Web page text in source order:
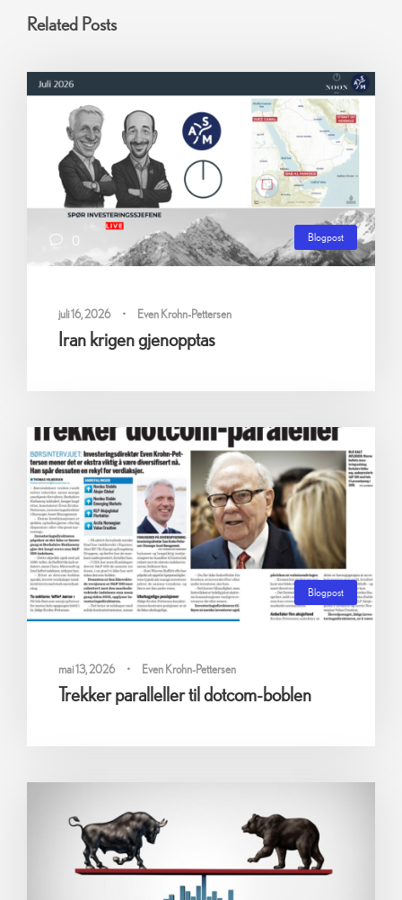
Related Posts
Blogpost
0
juli 16, 2026 • Even Krohn-Pettersen
Iran krigen gjenopptas
Blogpost
0
mai 13, 2026 • Even Krohn-Pettersen
Trekker paralleller til dotcom-boblen